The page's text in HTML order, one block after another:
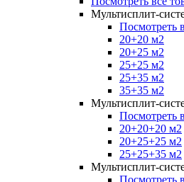
Мультисплит-
Посмотреть
20+20 м2
20+25 м2
25+25 м2
25+35 м2
35+35 м2
Мультисплит-
Посмотреть
20+20+20 м2
20+25+25 м2
25+25+35 м2
Мультисплит-
Посмотреть